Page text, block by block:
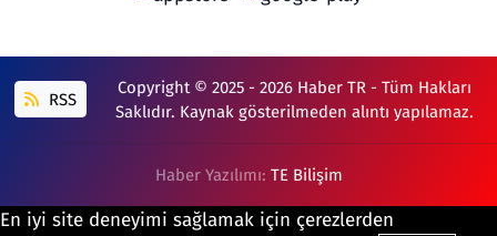
RSS
Copyright © 2025 - 2026 Haber TR - Tüm Hakları
Saklıdır. Kaynak gösterilmeden alıntı yapılamaz.
Haber Yazılımı: TE Bilişim
En iyi site deneyimi sağlamak için çerezlerden